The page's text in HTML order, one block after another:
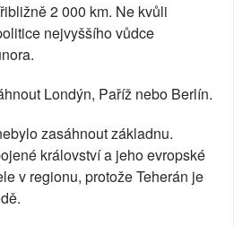
2 000 km. Ne kvůli
nejvyššího vůdce
Londýn, Paříž nebo Berlín.
zasáhnout základnu.
království a jeho evropské
v regionu, protože Teherán je